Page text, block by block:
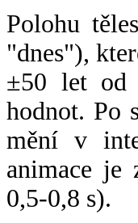
Polohu
"dnes"),
±50 let od
hodnot. Po
mění v
animace je
0,5-0,8 s).